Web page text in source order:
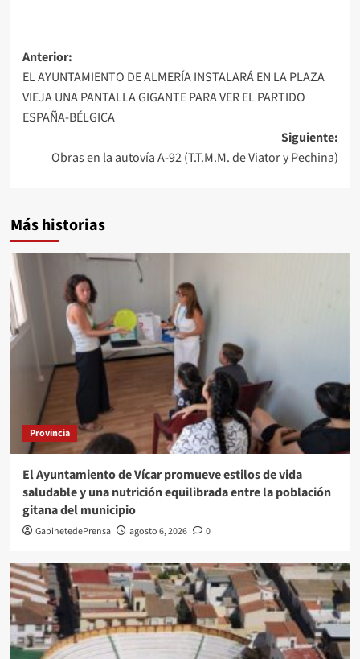
Navegación
de
entradas
Anterior:
EL AYUNTAMIENTO DE ALMERÍA INSTALARÁ EN LA PLAZA
VIEJA UNA PANTALLA GIGANTE PARA VER EL PARTIDO
ESPAÑA-BÉLGICA
Siguiente:
Obras en la autovía A-92 (T.T.M.M. de Viator y Pechina)
Más historias
Provincia
El Ayuntamiento de Vícar promueve estilos de vida
saludable y una nutrición equilibrada entre la población
gitana del municipio
GabinetedePrensa agosto 6, 2026 0